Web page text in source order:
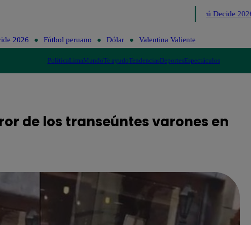
Perú Decide 2026
2026 Fútbol peruano Dólar Valentina Valiente
PolíticaLimaMundoTe ayudoTendenciasDeportesEspectáculos
de los transeúntes varones en